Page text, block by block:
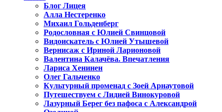
Блог Лицея
Алла Нестеренко
Михаил Гольденберг
Родословная с Юлией Свинцовой
Видоискатель с Юлией Утышевой
Вернисаж с Ириной Ларионовой
Валентина Калачёва. Впечатления
Лариса Хенинен
Олег Гальченко
Культурный променад с Зоей Арнаутовой
Путешествуем с Лидией Винокуровой
Лазурный Берег без пафоса с Александрой